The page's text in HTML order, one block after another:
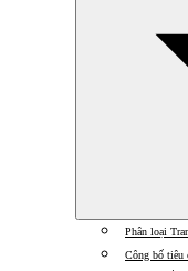
Phân loại
Công bố tiêu